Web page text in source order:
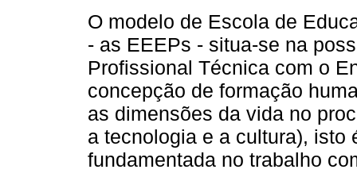
O modelo de Escola de
- as EEEPs - situa-se na
Profissional Técnica com o
concepção de formação
as dimensões da vida no
a tecnologia e a cultura), isto
fundamentada no trabalho